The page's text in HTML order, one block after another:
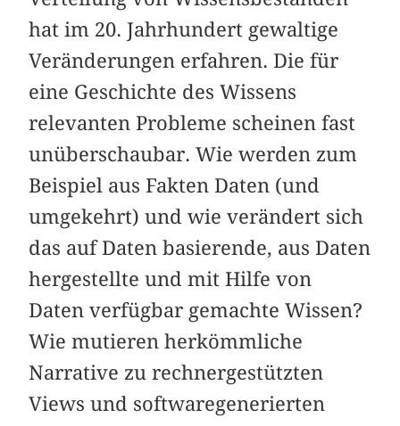
hat im 20. Jahrhundert gewaltige
Veränderungen erfahren. Die für
eine Geschichte des Wissens
relevanten Probleme scheinen fast
unüberschaubar. Wie werden zum
Beispiel aus Fakten Daten (und
umgekehrt) und wie verändert sich
das auf Daten basierende, aus Daten
hergestellte und mit Hilfe von
Daten verfügbar gemachte Wissen?
Wie mutieren herkömmliche
Narrative zu rechnergestützten
Views und softwaregenerierten